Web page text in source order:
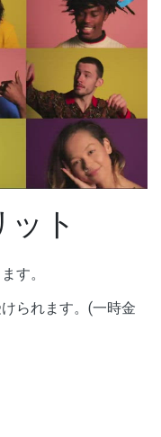
ット
す。
られます。(一時金